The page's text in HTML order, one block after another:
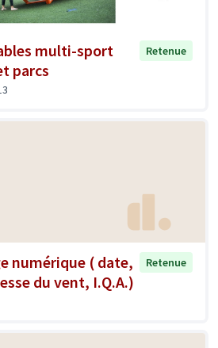
multi-sport
parcs
Retenue
numérique ( date,
du vent, I.Q.A.)
Retenue